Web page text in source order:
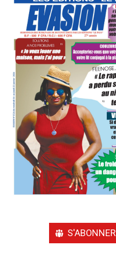
S'ABONNER